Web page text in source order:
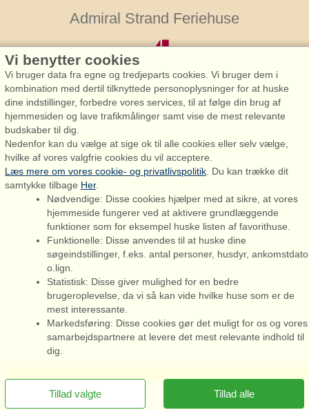
Admiral Strand Feriehuse
Houstrupvej 170, Lønne
6830 Nørre Nebel
+45 70 60 87 78
Admiral Strand Feriehuse ApS | CVR 27 23 39 10 |
Du er her: Houstrup, Henne/Houstrup, Sommerhus 08000, 24
Vi benytter cookies
Vi bruger data fra egne og tredjeparts cookies. Vi bruger dem i
kombination med dertil tilknyttede personoplysninger for at huske
dine indstillinger, forbedre vores services, til at følge din brug af
hjemmesiden og lave trafikmålinger samt vise de mest relevante
budskaber til dig.
Nedenfor kan du vælge at sige ok til alle cookies eller selv vælge,
hvilke af vores valgfrie cookies du vil acceptere.
Læs mere om vores cookie- og privatlivspolitik . Du kan trække dit
samtykke tilbage Her.
Nødvendige: Disse cookies hjælper med at sikre, at vores
hjemmeside fungerer ved at aktivere grundlæggende
funktioner som for eksempel huske listen af favorithuse.
Funktionelle: Disse anvendes til at huske dine
søgeindstillinger, f.eks. antal personer, husdyr, ankomstdato
o.lign.
Statistisk: Disse giver mulighed for en bedre
brugeroplevelse, da vi så kan vide hvilke huse som er de
mest interessante.
Markedsføring: Disse cookies gør det muligt for os og vores
samarbejdspartnere at levere det mest relevante indhold til
dig.
Tillad alle
Tillad valgte